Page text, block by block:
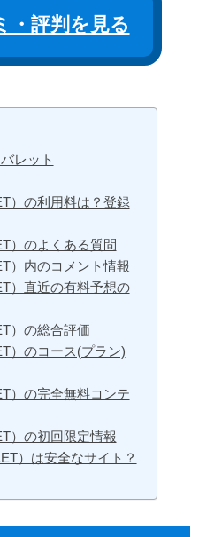
・評判を見る
レット
）の利用料は？登録
）のよくある質問
）内のコメント情報
）直近の有料予想の
）の総合評価
）のコース(プラン)
）の完全無料コンテ
）の初回限定情報
）は安全なサイト？